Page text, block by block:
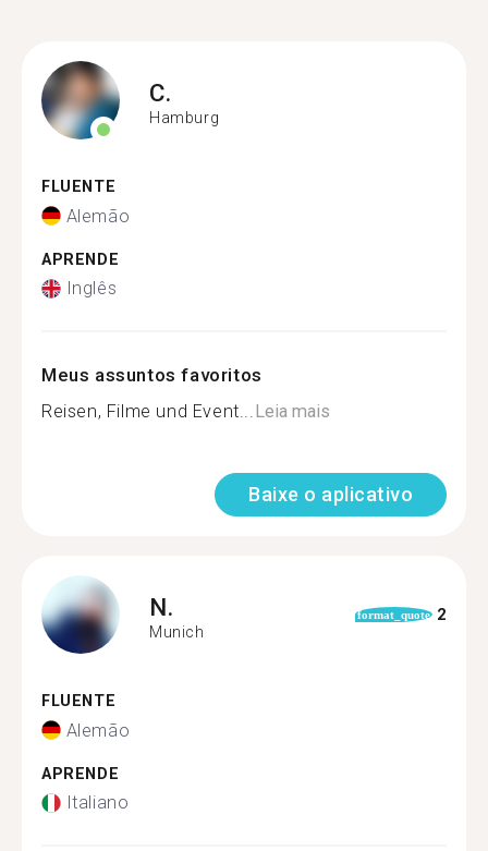
C.
Hamburg
FLUENTE
Alemão
APRENDE
Inglês
Meus assuntos favoritos
Reisen, Filme und Event...Leia mais
Baixe o aplicativo
N.
Munich
format_quote 2
FLUENTE
Alemão
APRENDE
Italiano